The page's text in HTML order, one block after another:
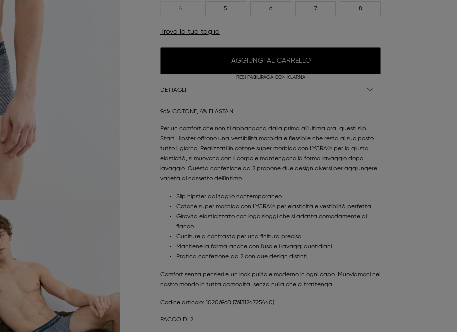
4 5 6 7 8
Trova la tua taglia
AGGIUNGI AL CARRELLO
RESI FACILI PAGA CON KLARNA
DETTAGLI
96% COTONE, 4% ELASTAN
Per un comfort che non ti abbandona dalla prima all'ultima ora, questi slip
Start Hipster offrono una vestibilità morbida e flessibile che resta al suo posto
tutto il giorno. Realizzati in cotone super morbido con LYCRA® per la giusta
elasticità, si muovono con il corpo e mantengono la forma lavaggio dopo
lavaggio. Questa confezione da 2 propone due design diversi per aggiungere
varietà al cassetto dell'intimo.
Slip hipster dal taglio contemporaneo
Cotone super morbido con LYCRA® per elasticità e vestibilità perfetta
Girovita elasticizzato con logo sloggi che si adatta comodamente al
fianco
Cuciture a contrasto per una finitura precisa
Mantiene la forma anche con l'uso e i lavaggi quotidiani
Pratica confezione da 2 con due design distinti
Comfort senza pensieri e un look pulito e moderno in ogni capo. Muoviamoci nel
nostro mondo in tutta comodità, senza nulla che ci trattenga.
Codice articolo: 10206968 (7613124725440)
PACCO DI 2